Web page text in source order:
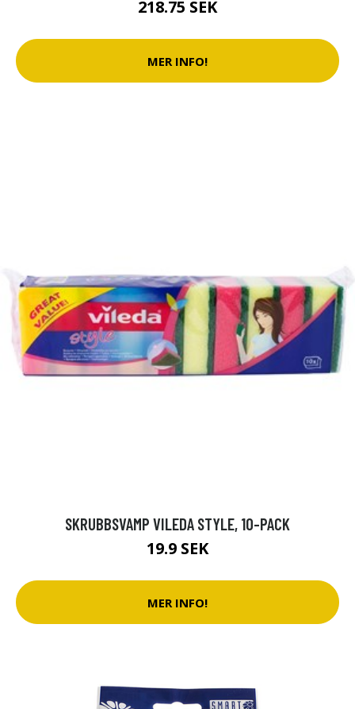
218.75 SEK
MER INFO!
SKRUBBSVAMP VILEDA STYLE, 10-PACK
19.9 SEK
MER INFO!